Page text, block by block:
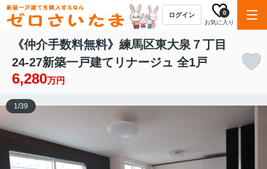
ログイン
お気に入り
0
《仲介手数料無料》練馬区東大泉７丁目
24-27新築一戸建てリナージュ 全1戸
6,280万円
1/39